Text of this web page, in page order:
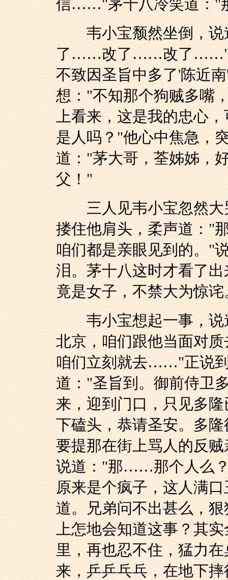
信……"茅十八冷笑道："
韦小宝颓然坐倒，说
了……改了……改了……"
不致因圣旨中多了'陈近
想："不知那个狗贼多嘴
上看来，这是我的忠心
是人吗？"他心中焦急，
道："茅大哥，荃姊姊，
父！"
三人见韦小宝忽然大
搂住他肩头，柔声道："
咱们都是亲眼见到的。"
泪。茅十八这时才看了
竟是女子，不禁大为惊诧
韦小宝想起一事，说
北京，咱们跟他当面对
咱们立刻就去……"正说
道："圣旨到。御前侍卫
来，迎到门口，只见多
下磕头，恭请圣安。多
要提那在街上骂人的反
说道："那……那个人么
原来是个疯子，这人满
道。兄弟问不出甚么，
上怎地会知道这事？其
里，再也忍不住，猛力
来，乒乒乓乓，在地下